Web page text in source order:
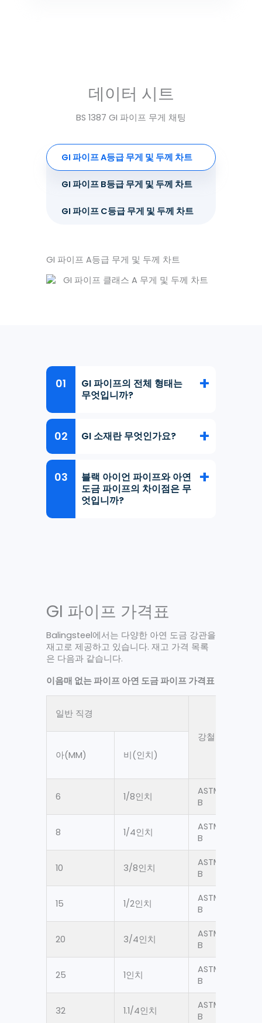
데이터 시트
BS 1387 GI 파이프 무게 채팅
GI 파이프 A등급 무게 및 두께 차트
GI 파이프 B등급 무게 및 두께 차트
GI 파이프 C등급 무게 및 두께 차트
GI 파이프 A등급 무게 및 두께 차트
GI 파이프의 전체 형태는
무엇입니까?
GI 소재란 무엇인가요?
블랙 아이언 파이프와 아연
도금 파이프의 차이점은 무
엇입니까?
GI 파이프 가격표
Balingsteel에서는 다양한 아연 도금 강관을
재고로 제공하고 있습니다. 재고 가격 목록
은 다음과 같습니다.
이음매 없는 파이프 아연 도금 파이프 가격표
일반 직경
강철 등급
아(MM)
비(인치)
6 1/8인치
ASTM A106 Gr.
B
8 1/4인치
ASTM A106 Gr.
B
10 3/8인치
ASTM A106 Gr.
B
15 1/2인치
ASTM A106 Gr.
B
20 3/4인치
ASTM A106 Gr.
B
25 1인치
ASTM A106 Gr.
B
32 1.1/4인치
ASTM A106 Gr.
B